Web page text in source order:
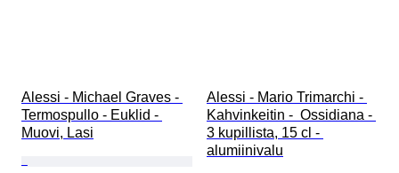
Alessi - Michael Graves -
Termospullo - Euklid -
Muovi, Lasi
Alessi - Mario Trimarchi -
Kahvinkeitin -  Ossidiana -
3 kupillista, 15 cl -
alumiinivalu